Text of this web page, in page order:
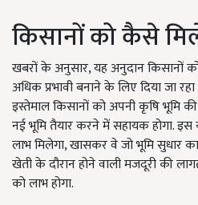
किसानों को कैसे
खबरों के अनुसार, यह अनुदान किसानों
अधिक प्रभावी बनाने के लिए दिया जा
इस्तेमाल किसानों को अपनी कृषि भूमि
नई भूमि तैयार करने में सहायक होगा.
लाभ मिलेगा, खासकर वे जो भूमि सुधार
खेती के दौरान होने वाली मजदूरी की
को लाभ होगा.